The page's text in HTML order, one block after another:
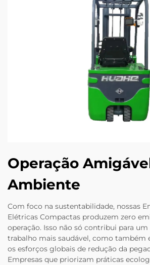
Operação
Ambiente
Com foco na sustentabilidade, nossas
Elétricas Compactas produzem zero
operação. Isso não só contribui para
trabalho mais saudável, como também
os esforços globais de redução da
Empresas que priorizam práticas